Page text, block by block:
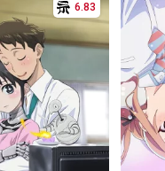
6.83